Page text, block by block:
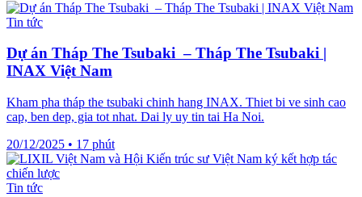
Tin tức
Dự án Tháp The Tsubaki – Tháp The Tsubaki |
INAX Việt Nam
Kham pha tháp the tsubaki chinh hang INAX. Thiet bi ve sinh cao
cap, ben dep, gia tot nhat. Dai ly uy tin tai Ha Noi.
20/12/2025 • 17 phút
Tin tức